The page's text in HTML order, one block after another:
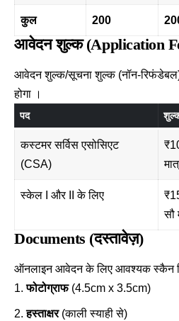
कुल 200
आवेदन शुल्क (Application
आवेदन शुल्क/सूचना शुल्क (नॉन-
होगा ।
पद
कस्टमर सर्विस एसोसिएट
(CSA)
स्केल I और II के लिए
सौ
Documents (दस्तावेज़)
ऑनलाइन आवेदन के लिए आवश्यक स्कैन
फोटोग्राफ(4.5cm x 3.5cm)
हस्ताक्षर(काली स्याही से)